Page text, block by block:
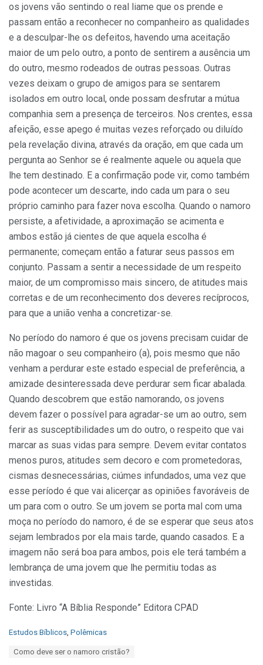
os jovens vão sentindo o real liame que os prende e
passam então a reconhecer no companheiro as qualidades
e a desculpar-lhe os defeitos, havendo uma aceitação
maior de um pelo outro, a ponto de sentirem a ausência um
do outro, mesmo rodeados de outras pessoas. Outras
vezes deixam o grupo de amigos para se sentarem
isolados em outro local, onde possam desfrutar a mútua
companhia sem a presença de terceiros. Nos crentes, essa
afeição, esse apego é muitas vezes reforçado ou diluído
pela revelação divina, através da oração, em que cada um
pergunta ao Senhor se é realmente aquele ou aquela que
lhe tem destinado. E a confirmação pode vir, como também
pode acontecer um descarte, indo cada um para o seu
próprio caminho para fazer nova escolha. Quando o namoro
persiste, a afetividade, a aproximação se acimenta e
ambos estão já cientes de que aquela escolha é
permanente; começam então a faturar seus passos em
conjunto. Passam a sentir a necessidade de um respeito
maior, de um compromisso mais sincero, de atitudes mais
corretas e de um reconhecimento dos deveres recíprocos,
para que a união venha a concretizar-se.
No período do namoro é que os jovens precisam cuidar de
não magoar o seu companheiro (a), pois mesmo que não
venham a perdurar este estado especial de preferência, a
amizade desinteressada deve perdurar sem ficar abalada.
Quando descobrem que estão namorando, os jovens
devem fazer o possível para agradar-se um ao outro, sem
ferir as susceptibilidades um do outro, o respeito que vai
marcar as suas vidas para sempre. Devem evitar contatos
menos puros, atitudes sem decoro e com prometedoras,
cismas desnecessárias, ciúmes infundados, uma vez que
esse período é que vai alicerçar as opiniões favoráveis de
um para com o outro. Se um jovem se porta mal com uma
moça no período do namoro, é de se esperar que seus atos
sejam lembrados por ela mais tarde, quando casados. E a
imagem não será boa para ambos, pois ele terá também a
lembrança de uma jovem que lhe permitiu todas as
investidas.
Fonte: Livro “A Bíblia Responde” Editora CPAD
C
Estudos Bíblicos Polêmicas
Como deve ser o namoro cristão?